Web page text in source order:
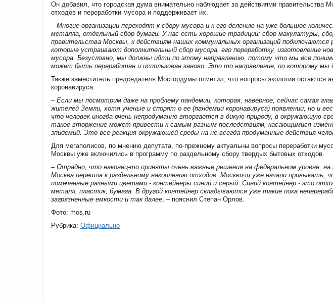
Он добавил, что городская дума внимательно наблюдает за действиями правительства
отходов и переработки мусора и поддерживает их.
– Многие организации переходят к сбору мусора и к его делению на уже большое
металла, отдельный сбор бумаги. У нас есть хорошие традиции: сбор макулатуры,
правительства Москвы, к действиям наших коммунальных организаций подключаются
которые устраивают дополнительный сбор мусора, его переработку, изготовление
мусора. Безусловно, мы должны идти по этому направлению, потому что мы все
может быть переработан и использован заново. Это то направление, по которому мы
Также заместитель председателя Мосгордумы отметил, что вопросы экологии
коронавируса.
– Если мы посмотрим даже на проблему пандемии, которая, наверное, сейчас самая
жителей Земли, хотя ученые и спорят о ее (пандемии коронавируса) появлении, но и
что человек иногда очень непродуманно вторгается в дикую природу, в окружающую
такое вторжение может привести к самым разным последствиям, касающимися
эпидемий. Это все реакция окружающей среды на не всегда продуманные действия
Для мегаполисов, по мнению депутата, по-прежнему актуальны вопросы переработки
Москвы уже включились в программу по раздельному сбору твердых бытовых отходов.
– Отрадно, что наконец-то приняты очень важные решения на федеральном уровне, на
Москва перешла к раздельному накоплению отходов. Москвичи уже начали привыкать,
помеченные разными цветами - контейнеры синий и серый. Синий контейнер - это
металл, пластик, бумага. В другой контейнер складываются уже такие пока
загрязненные емкости и так далее, – пояснил Степан Орлов.
Фото: mos.ru
Рубрика: Официально